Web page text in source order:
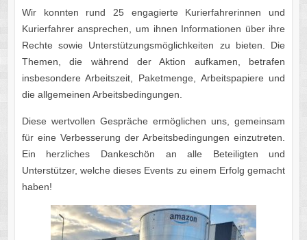
Wir konnten rund 25 engagierte Kurierfahrerinnen und
Kurierfahrer ansprechen, um ihnen Informationen über ihre
Rechte sowie Unterstützungsmöglichkeiten zu bieten. Die
Themen, die während der Aktion aufkamen, betrafen
insbesondere Arbeitszeit, Paketmenge, Arbeitspapiere und
die allgemeinen Arbeitsbedingungen.
Diese wertvollen Gespräche ermöglichen uns, gemeinsam
für eine Verbesserung der Arbeitsbedingungen einzutreten.
Ein herzliches Dankeschön an alle Beteiligten und
Unterstützer, welche dieses Events zu einem Erfolg gemacht
haben!